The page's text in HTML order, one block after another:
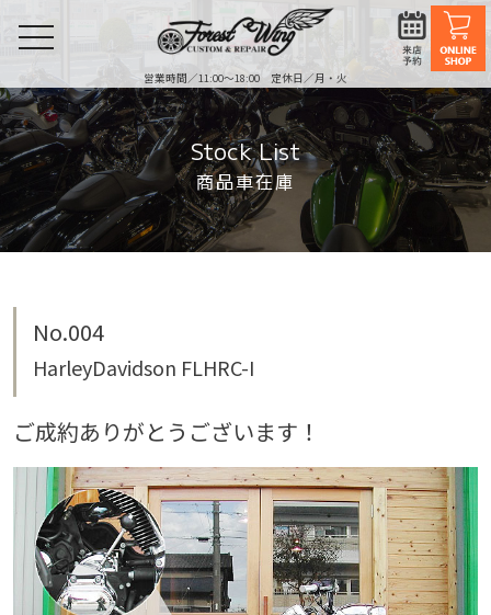
営業時間／11:00〜18:00 定休日／月・火
toggle
navigation
Stock List
商品車在庫
No.004
HarleyDavidson FLHRC-I
ご成約ありがとうございます！